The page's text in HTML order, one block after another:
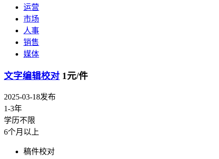
运营
市场
人事
销售
媒体
文字编辑校对 1元/件
2025-03-18发布
1-3年
学历不限
6个月以上
稿件校对